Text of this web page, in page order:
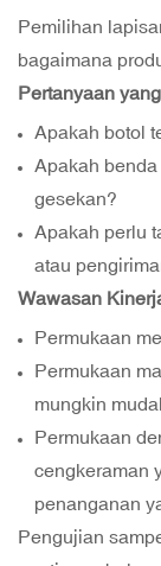
Pemilihan
bagaimana
Pertanyaan
Apakah botol
Apakah
gesekan?
Apakah perlu
atau
Wawasan
Permukaan
Permukaan
mungkin
Permukaan
cengkeraman
penanganan
Pengujian